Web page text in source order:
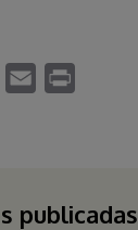
publicadas